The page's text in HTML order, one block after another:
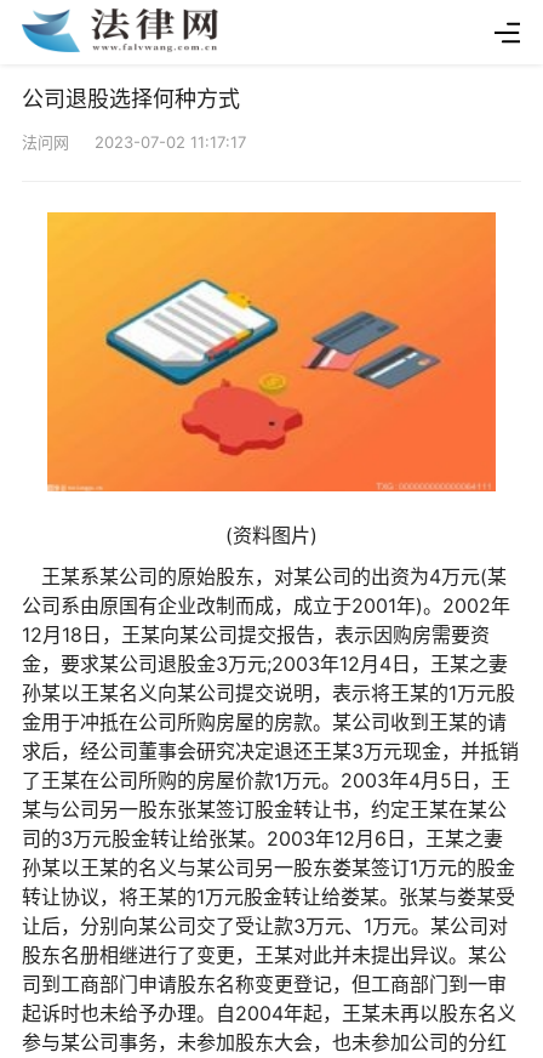
公司退股选择何种方式
法问网 2023-07-02 11:17:17
(资料图片)
王某系某公司的原始股东，对某公司的出资为4万元(某
公司系由原国有企业改制而成，成立于2001年)。2002年
12月18日，王某向某公司提交报告，表示因购房需要资
金，要求某公司退股金3万元;2003年12月4日，王某之妻
孙某以王某名义向某公司提交说明，表示将王某的1万元股
金用于冲抵在公司所购房屋的房款。某公司收到王某的请
求后，经公司董事会研究决定退还王某3万元现金，并抵销
了王某在公司所购的房屋价款1万元。2003年4月5日，王
某与公司另一股东张某签订股金转让书，约定王某在某公
司的3万元股金转让给张某。2003年12月6日，王某之妻
孙某以王某的名义与某公司另一股东娄某签订1万元的股金
转让协议，将王某的1万元股金转让给娄某。张某与娄某受
让后，分别向某公司交了受让款3万元、1万元。某公司对
股东名册相继进行了变更，王某对此并未提出异议。某公
司到工商部门申请股东名称变更登记，但工商部门到一审
起诉时也未给予办理。自2004年起，王某未再以股东名义
参与某公司事务，未参加股东大会，也未参加公司的分红